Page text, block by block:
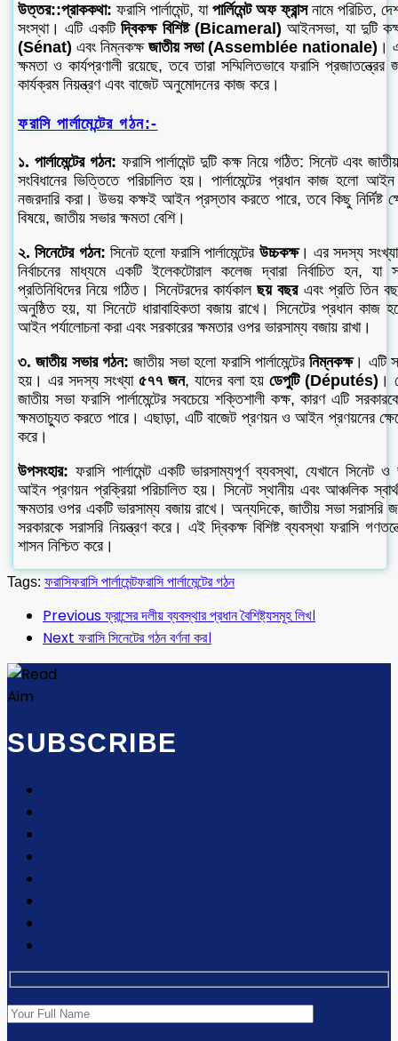
উত্তর::প্রাককথা: ফরাসি পার্লামেন্ট, যা পার্লিমেন্ট অফ ফ্রান্সনামে পরিচিত,
সংস্থা। এটি একটিদ্বিকক্ষ বিশিষ্ট (Bicameral) আইনসভা, যা দুটি
(Sénat) এবং নিম্নকক্ষ জাতীয় সভা (Assemblée nationale) ।
ক্ষমতা ও কার্যপ্রণালী রয়েছে, তবে তারা সম্মিলিতভাবে ফরাসি
কার্যক্রম নিয়ন্ত্রণ এবং বাজেট অনুমোদনের কাজ করে।
ফরাসি পার্লামেন্টের গঠন:-
১. পার্লামেন্টের গঠন: ফরাসি পার্লামেন্ট দুটি কক্ষ নিয়ে গঠিত: সিনেট এবং
সংবিধানের ভিত্তিতে পরিচালিত হয়। পার্লামেন্টের প্রধান কাজ হলো
নজরদারি করা। উভয় কক্ষই আইন প্রস্তাব করতে পারে, তবে কিছু নির্দিষ্ট
বিষয়ে, জাতীয় সভার ক্ষমতা বেশি।
২. সিনেটের গঠন:সিনেট হলো ফরাসি পার্লামেন্টের উচ্চকক্ষ। এর সদস্য
নির্বাচনের মাধ্যমে একটি ইলেকটোরাল কলেজ দ্বারা নির্বাচিত হন, যা
প্রতিনিধিদের নিয়ে গঠিত। সিনেটরদের কার্যকালছয় বছরএবং প্রতি তিন
অনুষ্ঠিত হয়, যা সিনেটে ধারাবাহিকতা বজায় রাখে। সিনেটের প্রধান
আইন পর্যালোচনা করা এবং সরকারের ক্ষমতার ওপর ভারসাম্য বজায় রাখা।
৩. জাতীয় সভার গঠন:জাতীয় সভা হলো ফরাসি পার্লামেন্টেরনিম্নকক্ষ। এটি
হয়। এর সদস্য সংখ্যা ৫৭৭ জন, যাদের বলা হয় ডেপুটি (Députés) ।
জাতীয় সভা ফরাসি পার্লামেন্টের সবচেয়ে শক্তিশালী কক্ষ, কারণ এটি
ক্ষমতাচ্যুত করতে পারে। এছাড়া, এটি বাজেট প্রণয়ন ও আইন প্রণয়নের
করে।
উপসংহার: ফরাসি পার্লামেন্ট একটি ভারসাম্যপূর্ণ ব্যবস্থা, যেখানে সিনেট
আইন প্রণয়ন প্রক্রিয়া পরিচালিত হয়। সিনেট স্থানীয় এবং আঞ্চলিক
ক্ষমতার ওপর একটি ভারসাম্য বজায় রাখে। অন্যদিকে, জাতীয় সভা সরাসরি
সরকারকে সরাসরি নিয়ন্ত্রণ করে। এই দ্বিকক্ষ বিশিষ্ট ব্যবস্থা ফরাসি
শাসন নিশ্চিত করে।
Tags: ফরাসিফরাসি পার্লামেন্টফরাসি পার্লামেন্টের গঠন
Previousফ্রান্সের দলীয় ব্যবস্থার প্রধান বৈশিষ্ট্যসমূহ লিখ।
Next ফরাসি সিনেটের গঠন বর্ণনা কর।
SUBSCRIBE